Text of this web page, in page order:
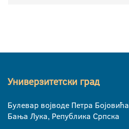
Универзитетски град
Булевар војводе Петра Бојовића
Бања Лука, Република Српска